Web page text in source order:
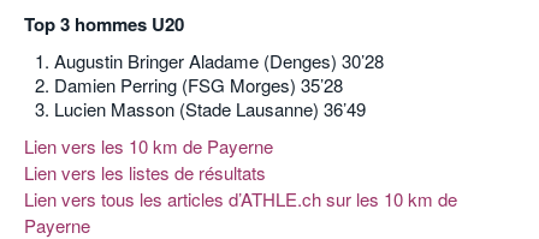
Top 3 hommes U20
Augustin Bringer Aladame (Denges) 30’28
Damien Perring (FSG Morges) 35’28
Lucien Masson (Stade Lausanne) 36’49
Lien vers les 10 km de Payerne
Lien vers les listes de résultats
Lien vers tous les articles d’ATHLE.ch sur les 10 km de
Payerne